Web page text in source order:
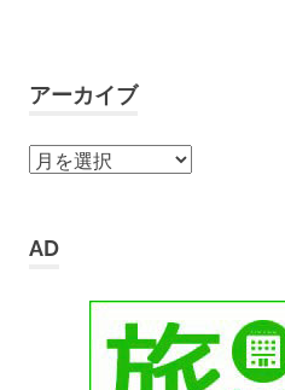
アーカイブ
ア
イ
AD